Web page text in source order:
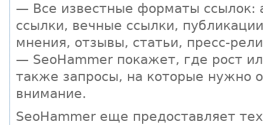
— Все известные форматы ссылок:
ссылки, вечные ссылки,
мнения, отзывы, статьи, пресс-
— SeoHammer покажет, где рост
также запросы, на которые нужно
внимание.
SeoHammer еще предоставляет